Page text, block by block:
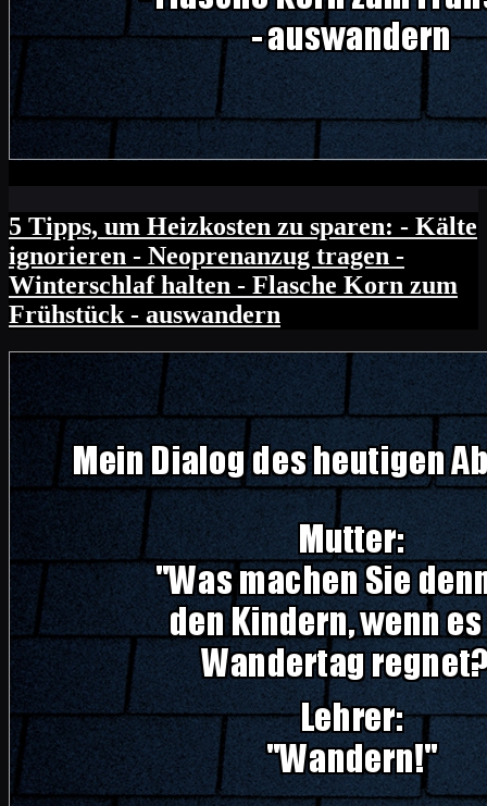
5 Tipps, um Heizkosten zu sparen: - Kälte
ignorieren - Neoprenanzug tragen -
Winterschlaf halten - Flasche Korn zum
Frühstück - auswandern